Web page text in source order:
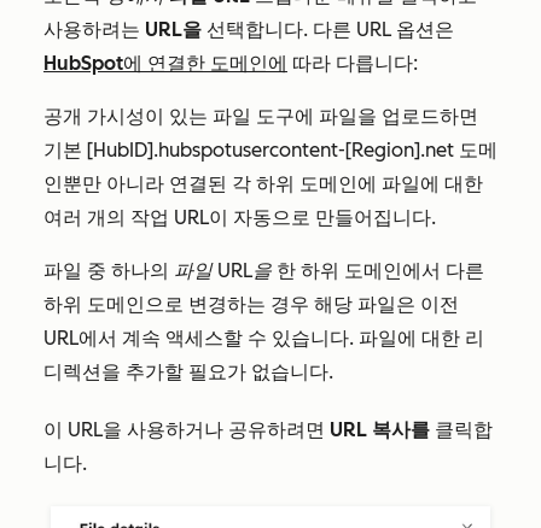
사용하려는 URL을 선택합니다. 다른 URL 옵션은
HubSpot에 연결한 도메인에 따라 다릅니다:
공개 가시성이 있는 파일 도구에 파일을 업로드하면
기본 [HubID].hubspotusercontent-[Region].net 도메
인뿐만 아니라 연결된 각 하위 도메인에 파일에 대한
여러 개의 작업 URL이 자동으로 만들어집니다.
파일 중 하나의 파일 URL을 한 하위 도메인에서 다른
하위 도메인으로 변경하는 경우 해당 파일은 이전
URL에서 계속 액세스할 수 있습니다. 파일에 대한 리
디렉션을 추가할 필요가 없습니다.
이 URL을 사용하거나 공유하려면 URL 복사를 클릭합
니다.